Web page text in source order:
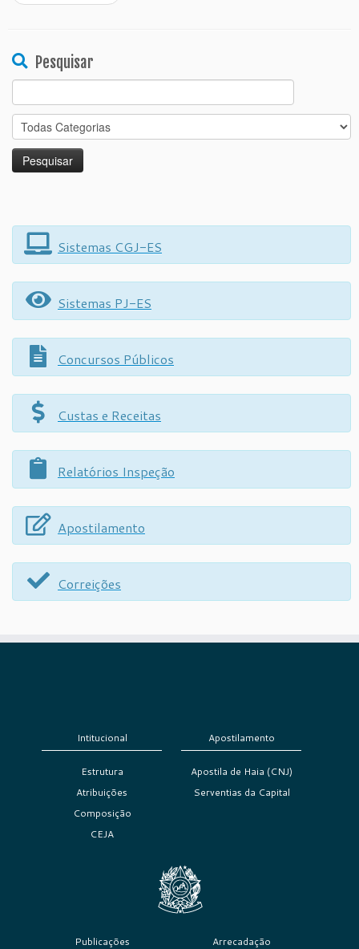
Pesquisar
for:
Sistemas CGJ-ES
Sistemas PJ-ES
Concursos Públicos
Custas e Receitas
Relatórios Inspeção
Apostilamento
Correições
Intitucional
Estrutura
Atribuições
Composição
CEJA
Apostilamento
Apostila de Haia (CNJ)
Serventias da Capital
Publicações Arrecadação